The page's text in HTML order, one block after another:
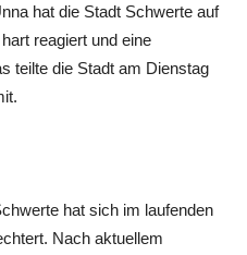
hat die Stadt Schwerte auf
reagiert und eine
teilte die Stadt am Dienstag
hat sich im laufenden
Nach aktuellem